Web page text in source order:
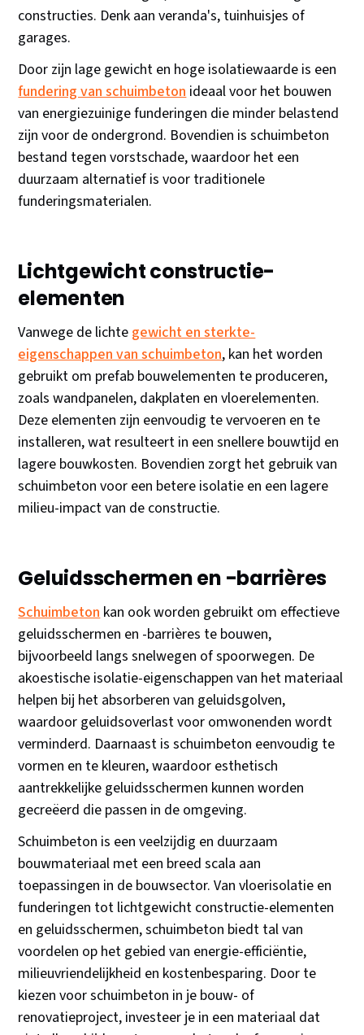
constructies. Denk aan veranda's, tuinhuisjes of
garages.
Door zijn lage gewicht en hoge isolatiewaarde is een
fundering van schuimbetonideaal voor het bouwen
van energiezuinige funderingen die minder belastend
zijn voor de ondergrond. Bovendien is schuimbeton
bestand tegen vorstschade, waardoor het een
duurzaam alternatief is voor traditionele
funderingsmaterialen.
Lichtgewicht constructie-
elementen
Vanwege de lichte gewicht en sterkte-
eigenschappen van schuimbeton, kan het worden
gebruikt om prefab bouwelementen te produceren,
zoals wandpanelen, dakplaten en vloerelementen.
Deze elementen zijn eenvoudig te vervoeren en te
installeren, wat resulteert in een snellere bouwtijd en
lagere bouwkosten. Bovendien zorgt het gebruik van
schuimbeton voor een betere isolatie en een lagere
milieu-impact van de constructie.
Geluidsschermen en -barrières
Schuimbetonkan ook worden gebruikt om effectieve
geluidsschermen en -barrières te bouwen,
bijvoorbeeld langs snelwegen of spoorwegen. De
akoestische isolatie-eigenschappen van het materiaal
helpen bij het absorberen van geluidsgolven,
waardoor geluidsoverlast voor omwonenden wordt
verminderd. Daarnaast is schuimbeton eenvoudig te
vormen en te kleuren, waardoor esthetisch
aantrekkelijke geluidsschermen kunnen worden
gecreëerd die passen in de omgeving.
Schuimbeton is een veelzijdig en duurzaam
bouwmateriaal met een breed scala aan
toepassingen in de bouwsector. Van vloerisolatie en
funderingen tot lichtgewicht constructie-elementen
en geluidsschermen, schuimbeton biedt tal van
voordelen op het gebied van energie-efficiëntie,
milieuvriendelijkheid en kostenbesparing. Door te
kiezen voor schuimbeton in je bouw- of
renovatieproject, investeer je in een materiaal dat